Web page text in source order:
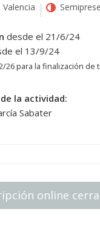
desde el 21/6/24
el 13/9/24
26 para la finalización de
la actividad:
Sabater
online